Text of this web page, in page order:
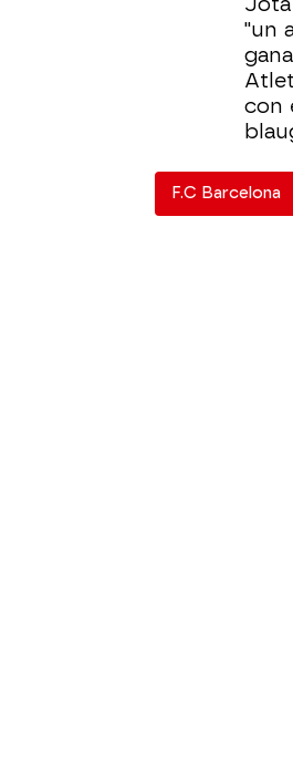
"un
con
F.C Barcelona